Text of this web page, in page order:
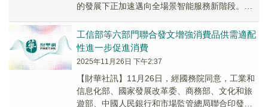
的發展下正加速邁向全場景智能服務新階段。技
一條黃金賽道。
工信部等六部門聯合發文增強消費品供需適配
性進一步促進消費
2025年11月26日 下午2:37
【財華社訊】11月26日，經國務院同意，工業和
信息化部、國家發展改革委、商務部、文化和旅
遊部、中國人民銀行和市場監管總局聯合印發